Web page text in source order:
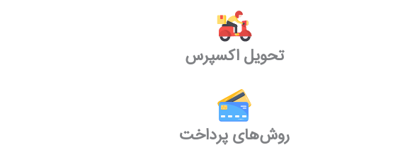
تحویل اکسپرس
روش‌های پرداخت